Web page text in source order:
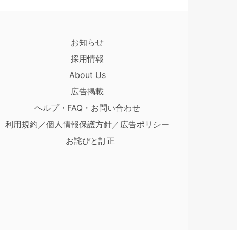
お知らせ
採用情報
About Us
広告掲載
ヘルプ・FAQ・お問い合わせ
利用規約／個人情報保護方針／広告ポリシー
お詫びと訂正